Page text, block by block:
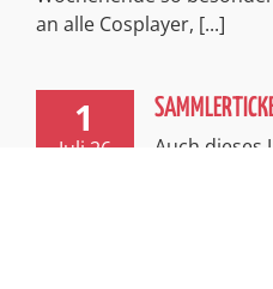
an alle Cosplayer, [...]
1
Juli 26
Auch dieses